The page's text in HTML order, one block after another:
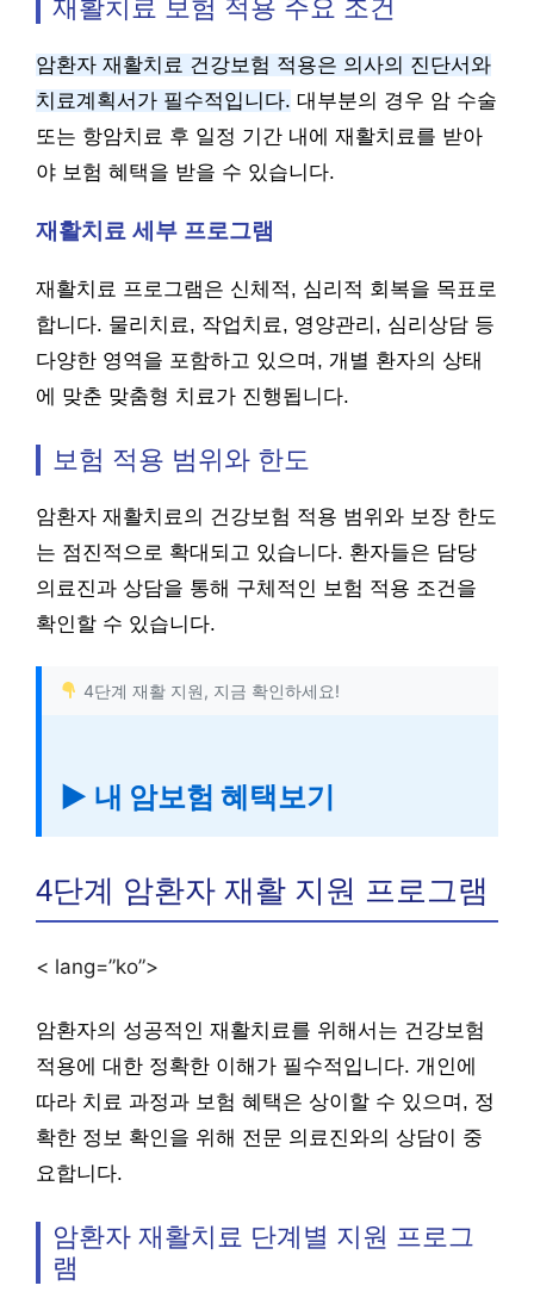
재활치료 보험 적용 주요 조건
암환자 재활치료 건강보험 적용은 의사의 진단서와
치료계획서가 필수적입니다. 대부분의 경우 암 수술
또는 항암치료 후 일정 기간 내에 재활치료를 받아
야 보험 혜택을 받을 수 있습니다.
재활치료 세부 프로그램
재활치료 프로그램은 신체적, 심리적 회복을 목표로
합니다. 물리치료, 작업치료, 영양관리, 심리상담 등
다양한 영역을 포함하고 있으며, 개별 환자의 상태
에 맞춘 맞춤형 치료가 진행됩니다.
보험 적용 범위와 한도
암환자 재활치료의 건강보험 적용 범위와 보장 한도
는 점진적으로 확대되고 있습니다. 환자들은 담당
의료진과 상담을 통해 구체적인 보험 적용 조건을
확인할 수 있습니다.
4단계 재활 지원, 지금 확인하세요!
▶ 내 암보험 혜택보기
4단계 암환자 재활 지원 프로그램
< lang=”ko”>
암환자의 성공적인 재활치료를 위해서는 건강보험
적용에 대한 정확한 이해가 필수적입니다. 개인에
따라 치료 과정과 보험 혜택은 상이할 수 있으며, 정
확한 정보 확인을 위해 전문 의료진와의 상담이 중
요합니다.
암환자 재활치료 단계별 지원 프로그
램